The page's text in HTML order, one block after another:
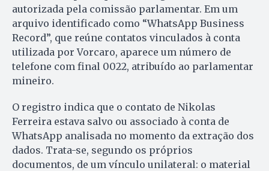
autorizada pela comissão parlamentar. Em um
arquivo identificado como “WhatsApp Business
Record”, que reúne contatos vinculados à conta
utilizada por Vorcaro, aparece um número de
telefone com final 0022, atribuído ao parlamentar
mineiro.
O registro indica que o contato de Nikolas
Ferreira estava salvo ou associado à conta de
WhatsApp analisada no momento da extração dos
dados. Trata-se, segundo os próprios
documentos, de um vínculo unilateral: o material